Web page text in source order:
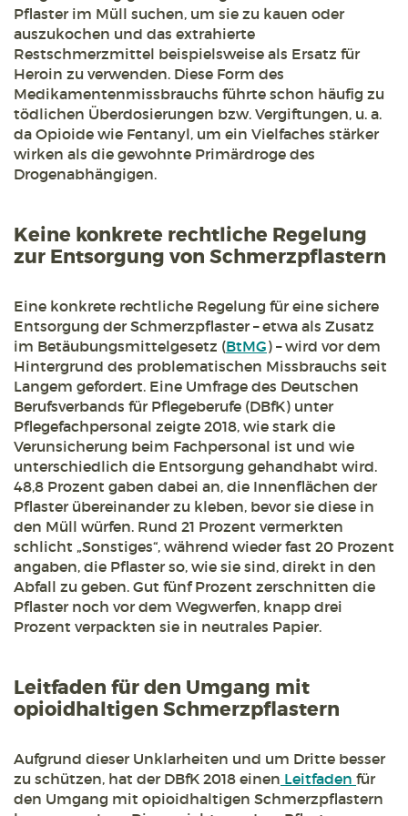
Pflaster im Müll suchen, um sie zu kauen oder
auszukochen und das extrahierte
Restschmerzmittel beispielsweise als Ersatz für
Heroin zu verwenden. Diese Form des
Medikamentenmissbrauchs führte schon häufig zu
tödlichen Überdosierungen bzw. Vergiftungen, u. a.
da Opioide wie Fentanyl, um ein Vielfaches stärker
wirken als die gewohnte Primärdroge des
Drogenabhängigen.
Keine konkrete rechtliche Regelung
zur Entsorgung von Schmerzpflastern
Eine konkrete rechtliche Regelung für eine sichere
Entsorgung der Schmerzpflaster – etwa als Zusatz
im Betäubungsmittelgesetz (BtMG) – wird vor dem
Hintergrund des problematischen Missbrauchs seit
Langem gefordert. Eine Umfrage des Deutschen
Berufsverbands für Pflegeberufe (DBfK) unter
Pflegefachpersonal zeigte 2018, wie stark die
Verunsicherung beim Fachpersonal ist und wie
unterschiedlich die Entsorgung gehandhabt wird.
48,8 Prozent gaben dabei an, die Innenflächen der
Pflaster übereinander zu kleben, bevor sie diese in
den Müll würfen. Rund 21 Prozent vermerkten
schlicht „Sonstiges“, während wieder fast 20 Prozent
angaben, die Pflaster so, wie sie sind, direkt in den
Abfall zu geben. Gut fünf Prozent zerschnitten die
Pflaster noch vor dem Wegwerfen, knapp drei
Prozent verpackten sie in neutrales Papier.
Leitfaden für den Umgang mit
opioidhaltigen Schmerzpflastern
Aufgrund dieser Unklarheiten und um Dritte besser
zu schützen, hat der DBfK 2018 einen Leitfaden für
den Umgang mit opioidhaltigen Schmerzpflastern